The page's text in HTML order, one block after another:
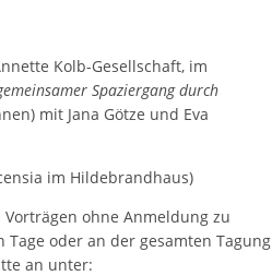
Kolb-Gesellschaft, im
Spaziergang durch
mit Jana Götze und Eva
im Hildebrandhaus)
ohne Anmeldung zu
oder an der gesamten Tagung
an unter: